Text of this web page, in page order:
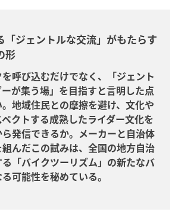
「ジェントルな交流」がもたらす
形
呼び込むだけでなく、「ジェント
が集う場」を目指すと言明した点
地域住民との摩擦を避け、文化や
クトする成熟したライダー文化を
発信できるか。メーカーと自治体
んだこの試みは、全国の地方自治
「バイクツーリズム」の新たなバ
可能性を秘めている。